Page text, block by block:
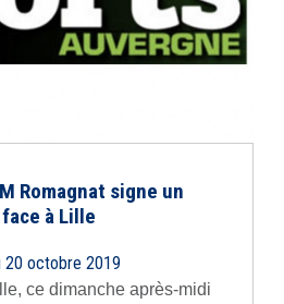
Romagnat signe un
à Lille
20 octobre 2019
ce dimanche après-midi